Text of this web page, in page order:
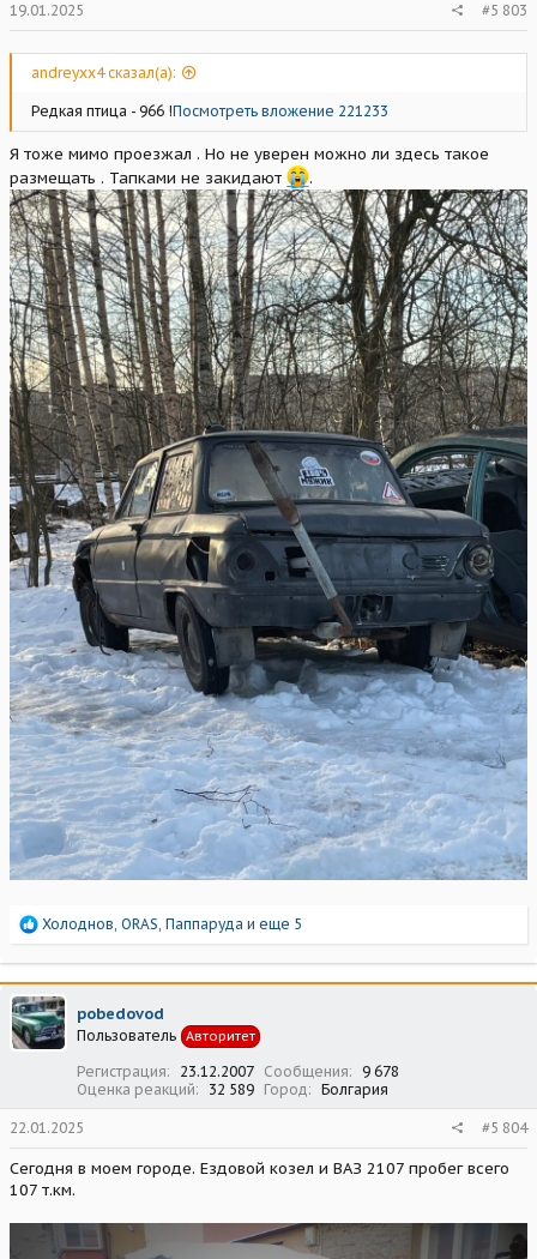
19.01.2025 #5 803
andreyxx4 сказал(а):
Редкая птица - 966 !Посмотреть вложение 221233
Я тоже мимо проезжал . Но не уверен можно ли здесь такое
размещать . Тапками не закидают
.
Р
а
к
ц
и
и
Холоднов ORAS Паппаруда и еще 5
pobedovod
Пользователь Авторитет
Регистрация 23.12.2007 Сообщения
9 678
Оценка реакций
32 589 Город Болгария
22.01.2025 #5 804
Сегодня в моем городе. Ездовой козел и ВАЗ 2107 пробег всего
107 т.км.